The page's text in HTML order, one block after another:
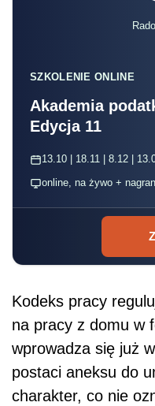
SZKOLENIE ONLINE
Akademia
Edycja 11
13.10 | 18.11 | 8.12 |
online, na żywo +
Kodeks pracy
na pracy z domu w
wprowadza się już
postaci aneksu do
charakter, co nie